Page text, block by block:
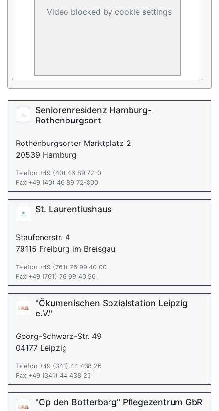
Video blocked by cookie settings
Seniorenresidenz Hamburg-
Rothenburgsort
Rothenburgsorter Marktplatz 2
20539 Hamburg
Telefon +49 (40) 46 89 72-0
Fax +49 (40) 46 89 72-800
St. Laurentiushaus
Staufenerstr. 4
79115 Freiburg im Breisgau
Telefon +49 (761) 76 99 40 00
Fax +49 (761) 76 99 40 56
"Ökumenischen Sozialstation Leipzig
e.V."
Georg-Schwarz-Str. 49
04177 Leipzig
Telefon +49 (341) 44 438 26
Fax +49 (341) 44 438 26
"Op den Botterbarg" Pflegezentrum GbR